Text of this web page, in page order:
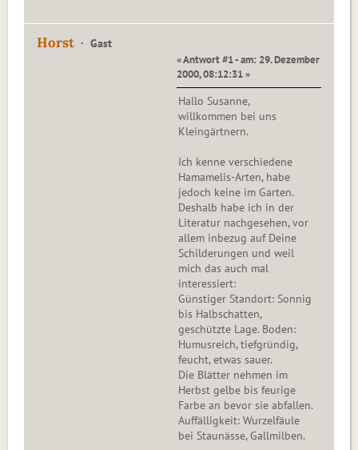
Horst Gast
« Antwort #1 - am: 29. Dezember
2000, 08:12:31 »
Hallo Susanne,
willkommen bei uns
Kleingärtnern.
Ich kenne verschiedene
Hamamelis-Arten, habe
jedoch keine im Garten.
Deshalb habe ich in der
Literatur nachgesehen, vor
allem inbezug auf Deine
Schilderungen und weil
mich das auch mal
interessiert:
Günstiger Standort: Sonnig
bis Halbschatten,
geschützte Lage. Boden:
Humusreich, tiefgründig,
feucht, etwas sauer.
Die Blätter nehmen im
Herbst gelbe bis feurige
Farbe an bevor sie abfallen.
Auffälligkeit: Wurzelfäule
bei Staunässe, Gallmilben.